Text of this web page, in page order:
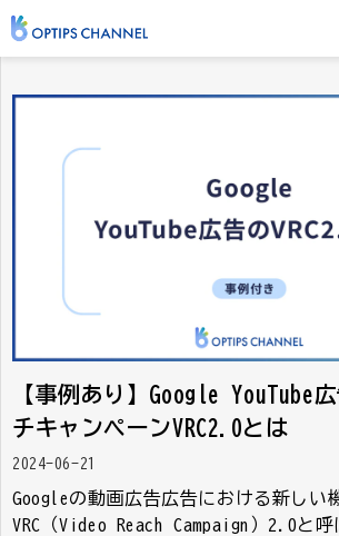
サービス／ツール
【事例あり】Google YouTube
チキャンペーンVRC2.0とは
2024-06-21
Googleの動画広告広告における新しい
VRC（Video Reach Campaign）2.0と